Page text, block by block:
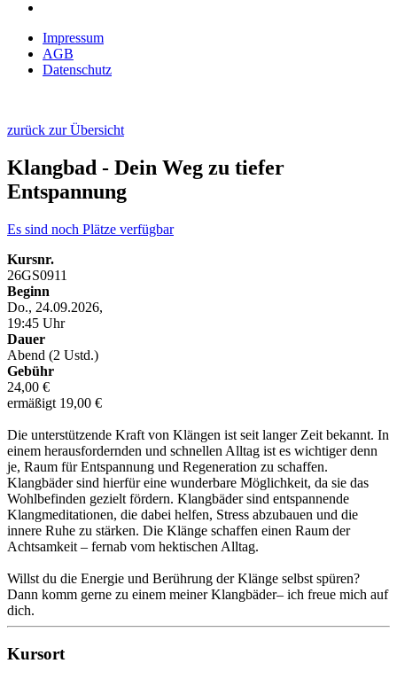
Impressum
AGB
Datenschutz
zurück zur Übersicht
Klangbad - Dein Weg zu tiefer
Entspannung
Es sind noch Plätze verfügbar
Kursnr.
26GS0911
Beginn
Do., 24.09.2026,
19:45 Uhr
Dauer
Abend (2 Ustd.)
Gebühr
24,00 €
ermäßigt 19,00 €
Die unterstützende Kraft von Klängen ist seit langer Zeit bekannt. In
einem herausfordernden und schnellen Alltag ist es wichtiger denn
je, Raum für Entspannung und Regeneration zu schaffen.
Klangbäder sind hierfür eine wunderbare Möglichkeit, da sie das
Wohlbefinden gezielt fördern. Klangbäder sind entspannende
Klangmeditationen, die dabei helfen, Stress abzubauen und die
innere Ruhe zu stärken. Die Klänge schaffen einen Raum der
Achtsamkeit – fernab vom hektischen Alltag.
Willst du die Energie und Berührung der Klänge selbst spüren?
Dann komm gerne zu einem meiner Klangbäder– ich freue mich auf
dich.
Kursort